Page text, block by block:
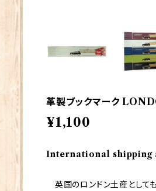
革製ブックマーク
¥1,100
International shipping
英国のロンドン土産として